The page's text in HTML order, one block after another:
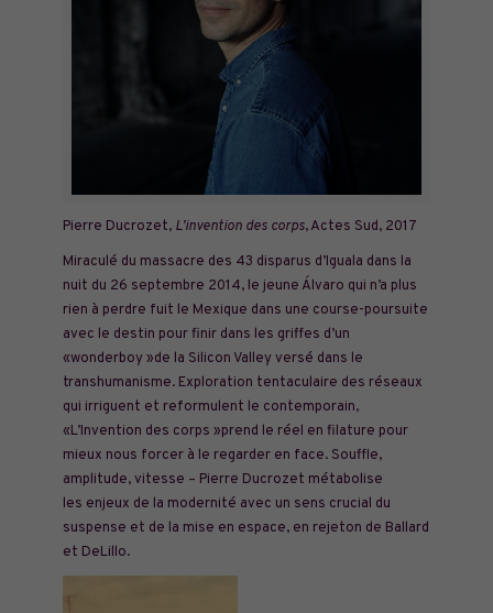
Pierre Ducrozet, L’invention des corps, Actes Sud, 2017
Miraculé du massacre des 43 disparus d’Iguala dans la
nuit du 26 septembre 2014, le jeune Álvaro qui n’a plus
rien à perdre fuit le Mexique dans une course-poursuite
avec le destin pour finir dans les griffes d’un
«wonderboy »de la Silicon Valley versé dans le
transhumanisme. Exploration tentaculaire des réseaux
qui irriguent et reformulent le contemporain,
«L’Invention des corps »prend le réel en filature pour
mieux nous forcer à le regarder en face. Souffle,
amplitude, vitesse – Pierre Ducrozet métabolise
les enjeux de la modernité avec un sens crucial du
suspense et de la mise en espace, en rejeton de Ballard
et DeLillo.